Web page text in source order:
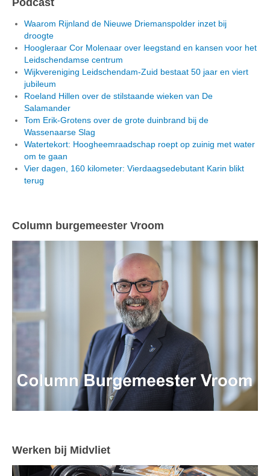
Podcast
Waarom Rijnland de Nieuwe Driemanspolder inzet bij
droogte
Hoogleraar Cor Molenaar over leegstand en kansen voor het
Leidschendamse centrum
Wijkvereniging Leidschendam-Zuid bestaat 50 jaar en viert
jubileum
Roeland Hillen over de stilstaande wieken van De
Salamander
Tom Erik-Grotens over de grote duinbrand bij de
Wassenaarse Slag
Watertekort: Hoogheemraadschap roept op zuinig met water
om te gaan
Vier dagen, 160 kilometer: Vierdaagsedebutant Karin blikt
terug
Column burgemeester Vroom
Werken bij Midvliet